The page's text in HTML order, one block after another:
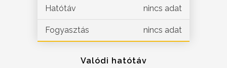
Hatótáv nincs adat
Fogyasztás nincs adat
Valódi hatótáv